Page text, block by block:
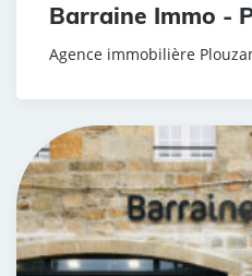
Barraine Immo -
Agence immobilière